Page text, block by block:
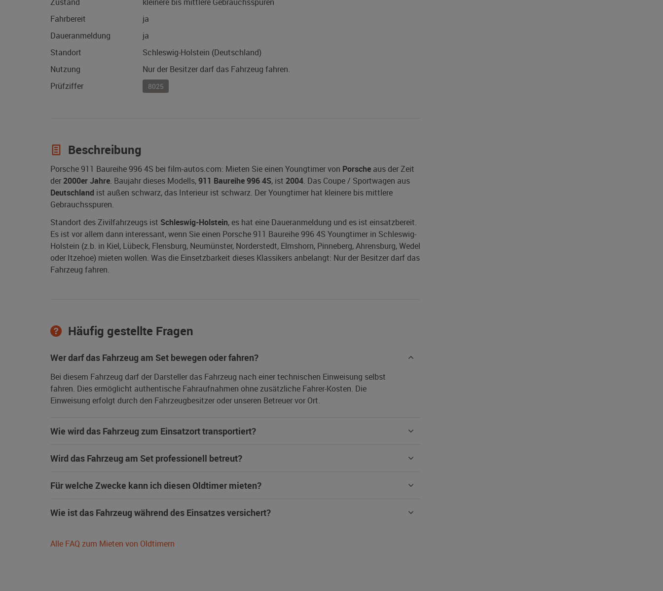
Fahrbereit
ja
Daueranmeldung
ja
Standort
Schleswig-Holstein (Deutschland)
Nutzung
Nur der Besitzer darf das Fahrzeug fahren.
Prüfziffer
8025
Beschreibung
Porsche 911 Baureihe 996 4S bei film-autos.com: Mieten Sie einen Youngtimer von Porsche aus der Zeit
der 2000er Jahre. Baujahr dieses Modells,911 Baureihe 996 4S, ist 2004. Das Coupe / Sportwagen aus
Deutschland ist außen schwarz, das Interieur ist schwarz. Der Youngtimer hat kleinere bis mittlere
Gebrauchsspuren.
Standort des Zivilfahrzeugs ist Schleswig-Holstein, es hat eine Daueranmeldung und es ist einsatzbereit.
Es ist vor allem dann interessant, wenn Sie einen Porsche 911 Baureihe 996 4S Youngtimer in Schleswig-
Holstein (z.b. in Kiel, Lübeck, Flensburg, Neumünster, Norderstedt, Elmshorn, Pinneberg, Ahrensburg, Wedel
oder Itzehoe) mieten wollen. Was die Einsetzbarkeit dieses Klassikers anbelangt: Nur der Besitzer darf das
Fahrzeug fahren.
Häufig gestellte Fragen
Wer darf das Fahrzeug am Set bewegen oder fahren?
Bei diesem Fahrzeug darf der Darsteller das Fahrzeug nach einer technischen Einweisung selbst
fahren. Dies ermöglicht authentische Fahraufnahmen ohne zusätzliche Fahrer-Kosten. Die
Einweisung erfolgt durch den Fahrzeugbesitzer oder unseren Betreuer vor Ort.
Wie wird das Fahrzeug zum Einsatzort transportiert?
Wird das Fahrzeug am Set professionell betreut?
Für welche Zwecke kann ich diesen Oldtimer mieten?
Wie ist das Fahrzeug während des Einsatzes versichert?
Alle FAQ zum Mieten von Oldtimern